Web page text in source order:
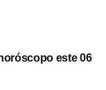
este 06